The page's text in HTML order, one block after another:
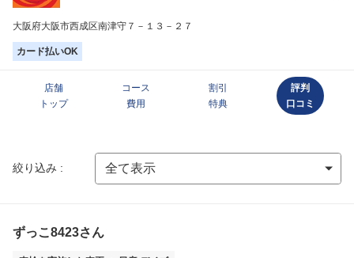
大阪府大阪市西成区南津守７－１３－２７
カード払いOK
店舗
トップ
コース
費用
割引
特典
評判
口コミ
絞り込み :
ずっこ8423さん